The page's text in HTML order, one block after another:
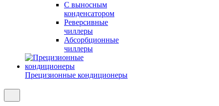
С выносным
конденсатором
Реверсивные
чиллеры
Абсорбционные
чиллеры
Прецизионные кондиционеры